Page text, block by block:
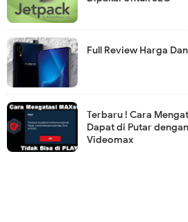
Full Review Harga
Terbaru ! Cara
Dapat di Putar
Videomax